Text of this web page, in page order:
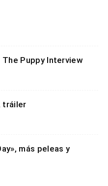
The Puppy Interview
tráiler
más peleas y